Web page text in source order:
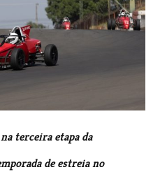
terceira etapa da
de estreia no